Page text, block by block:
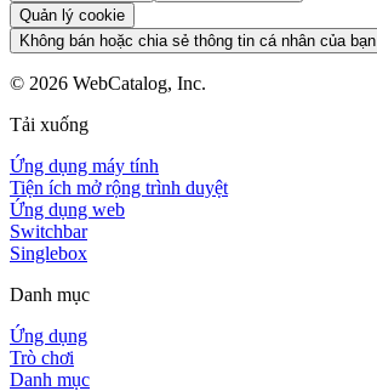
Quản lý cookie
Không bán hoặc chia sẻ thông tin cá nhân của bạn
© 2026 WebCatalog, Inc.
Tải xuống
Ứng dụng máy tính
Tiện ích mở rộng trình duyệt
Ứng dụng web
Switchbar
Singlebox
Danh mục
Ứng dụng
Trò chơi
Danh mục